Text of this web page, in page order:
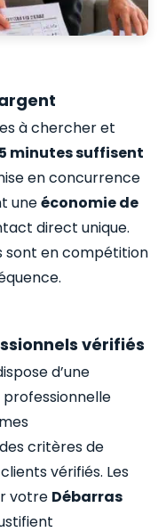
à chercher et
5 minutes suffisent
en concurrence
uneéconomie de
direct unique.
sont en compétition
vérifiés
d’une
critères de
vérifiés. Les
votre Débarras